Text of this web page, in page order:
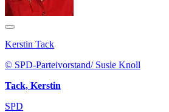
Kerstin Tack
© SPD-Parteivorstand/ Susie Knoll
Tack, Kerstin
SPD